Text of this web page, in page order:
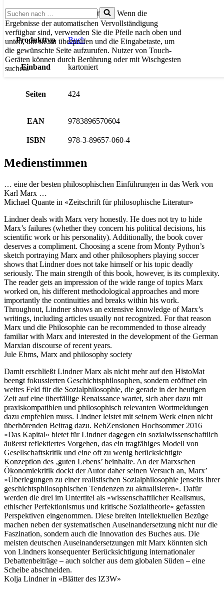
Suchen
nach …
Wenn die
Ergebnisse der automatischen Vervollständigung
verfügbar sind, verwenden Sie die Pfeile nach oben und
unten, um sie zu überprüfen und die Eingabetaste, um
die gewünschte Seite aufzurufen. Nutzer von Touch-
Geräten können durch Berührung oder mit Wischgesten
suchen.
Verlag Schmetterling
Produkttyp Buch
Einband kartoniert
Seiten 424
EAN 9783896570604
ISBN 978-3-89657-060-4
Medienstimmen
… eine der besten philosophischen Einführungen in das Werk von
Karl Marx …
Michael Quante in «Zeitschrift für philosophische Literatur»
Lindner deals with Marx very honestly. He does not try to hide
Marx’s failures (whether they concern his political decisions, his
scientific work or his personality). Additionally, the book cover
deserves a compliment. Choosing a scene from Monty Python’s
sketch portraying Marx and other philosophers playing soccer
shows that Lindner does not take himself or his topic deadly
seriously. The main strength of this book, however, is its complexity.
The reader gets an impression of the wide range of topics Marx
worked on, his different methodological approaches and more
importantly the continuities and breaks within his work.
Throughout, Lindner shows an extensive knowledge of Marx’s
writings, including articles usually not recognized. For that reason
Marx und die Philosophie can be recommended to those already
familiar with Marx and interested in the development of the German
Marxian discourse of recent years.
Jule Ehms, Marx and philosophy society
Damit erschließt Lindner Marx als nicht mehr auf den HistoMat
beengt fokussierten Geschichtsphilosophen, sondern eröffnet ein
weites Feld für die Sozialphilosophie, die gerade in der heutigen
Zeit auf eine überfällige Renaissance wartet, sich aber dazu mit
praxiskompatiblen und philosophisch relevanten Wortmeldungen
dazu empfehlen muss. Lindner leistet mit seinem Werk einen nicht
überhörenden Beitrag dazu. RehZensionen Hochsommer 2016
»Das Kapital« bietet für Lindner dagegen ein sozialwissenschaftlich
äußerst reflektiertes Vorgehen, das ein tragfähiges Modell von
Gesellschaftskritik und eine oft zu wenig berücksichtigte
Konzeption des ‚guten Lebens’ beinhalte. An der Marxschen
Ökonomiekritik dockt der Autor daher seinen Versuch an, Marx’
»Überlegungen zu einer realistischen Sozialphilosophie jenseits ihrer
geschichtsphilosophischen Tendenzen zu aktualisieren«. Dafür
werden die drei im Untertitel als »wissenschaftlicher Realismus,
ethischer Perfektionismus und kritische Sozialtheorie« gefassten
Perspektiven eingenommen. Diese breiten intellektuellen Bezüge
machen neben der systematischen Auseinandersetzung nicht nur die
Faszination, sondern auch die Innovation des Buches aus. Die
meisten deutschen Auseinandersetzungen mit Marx könnten sich
von Lindners konsequenter Berücksichtigung internationaler
Debattenbeiträge – auch solcher aus dem globalen Süden – eine
Scheibe abschneiden.
Kolja Lindner in «Blätter des IZ3W»